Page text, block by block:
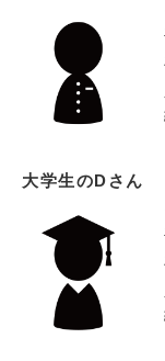
大学生のDさん